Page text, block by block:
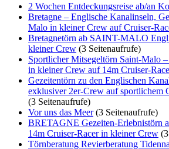
2 Wochen Entdeckungsreise ab/an
Bretagne – Englische Kanalinseln,
Malo in kleiner Crew auf Cruiser-
Bretagnetörn ab SAINT-MALO
kleiner Crew (3 Seitenaufrufe)
Sportlicher Mitsegeltörn Saint-Malo
in kleiner Crew auf 14m Cruiser-
Gezeitentörn zu den Englischen
exklusiver 2er-Crew auf sportlichem
(3 Seitenaufrufe)
Vor uns das Meer(3 Seitenaufrufe)
BRETAGNE Gezeiten-Erlebnistörn
14m Cruiser-Racer in kleiner Crew
Törnberatung Revierberatung